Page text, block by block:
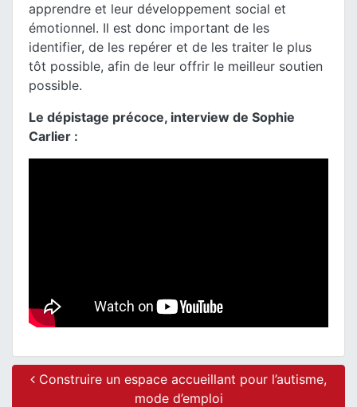
apprendre et leur développement social et
émotionnel. Il est donc important de les
identifier, de les repérer et de les traiter le plus
tôt possible, afin de leur offrir le meilleur soutien
possible.
Le dépistage précoce, interview de Sophie
Carlier :
Post navigation
Construire un espace accueillant pour l’autisme,
mode d’emploi